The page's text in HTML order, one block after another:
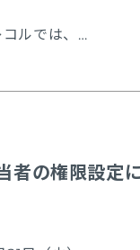
いつもレコルをご利用いただきありがとうございます。 このたびレコルでは、導入や設定をスムーズに進められるようサポートする新機能「ガイド機能」を公開しました。 設定や操作をリアルタイムに案内し、はじめての方でも迷わず導入・活用いただける仕組みとなります。 なお、このガイド機能は、まずは初期導入中・無料お試し中のお客様を中心にご利用可能ですが、今後、既存のご契約企業様向けの運用支援や新機能活用を目的としたガイドも、順次更新・拡充していく予定です。 ※内容や画像は現時点でのもので、今後更新の可能性がございます。※ガイド機能は一部権限のみ表示されます。利用者権限には表示されません。 ガイド機能とは？ ガイド機能は、レコルの画面上で操作手順をステップ形式で案内する新しいサポート機能です。 画面の案内に沿ってステップ形式で進めることができ、「どこから手を付けていいか分からない」といったお悩みを解消します。そのほか、比較検討中のお客様向けのコンテンツや、設定コンテンツ・サポートについてのご案内もご用意しております。 ＜ガイド機能の特徴＞ 設定に必要な情報にすぐたどり着ける 初期設定から検証までをステップ形式で案内 完了率や進捗を把握でき、効率的に設定を進められる 今後の更新で既存機能の活用ガイドも順次追加予定 まずは3種類のガイドをご用意しました （１）勤怠管理ガイド 勤怠管理の設定をスムーズに行うためのガイドです。 「まずは打刻をしてみたい」「レコルで何ができるか確かめたい」「レコルの基本設定を進めたい」といった方におすすめです。まずはガイドに沿って打刻を実践し、レコルの勤務集計の仕組みを確認してみましょう。その後、レコルの各メニューの説明や勤務集計の検証方法等、必要なガイドをご確認ください。 ＜勤怠管理ガイドのメニュー＞ まずはここから 打刻の実践から勤務集計まで、レコルの仕組みについて確認できます 画面構成のご案内 レコルの各メニューについて確認できます 比較検討中の方向け レコルの機能やできることのご案内やリンク集です レコルの基本設定（スタートガイド） 基本設定に進みたい方はこちらをご確認ください レコルの基本設定_勤務集計の検証編 勤務集計の検証方法についてご案内しています レコルの基本設定_スモールスタート編 打刻の実績のみの管理のみをご希望の場合や、まずは打刻を開始し、運用と並行して設定を進めたい場合に最低限確認するべき情報がまとまっています 困ったときはこちら/お申し込み方法 各種設定コンテンツやサポートのご利用方法、お申し込み方法をご案内しております （２）給与計算ガイド 給与計算機能をご利用いただく方向けに、初期設定から検証までをステップ形式でご案内します。 ＜給与計算ガイドのメニュー＞ 初期設定ガイド 給与の自動計算ができるまでに必要な設定を設定か所ごとにご案内しております。 困ったときはこちら（サポートのご案内） 各種設定コンテンツやサポートのご利用方法をご案内しております （３）年末調整ガイド 年末調整の運用・設定手順についてステップごとにご案内します。状況に応じて必要なガイドをすぐ確認することが可能です。 ＜年末調整ガイドのメニュー＞ レコルでの年末調整について 年末調整前の事前準備 利用者への回答依頼前の準備 利用者への回答依頼 申告内容の確認／編集 年税額の確定と還付・追徴額の反映 従業員へ源泉徴収票の発行・公開 年末調整の提出書類作成 年末調整で収集した利用者情報の反映 ガイド機能の使い方 レコルにログイン後、簡単にガイドを開始できます。 レコルにログイン 画面右下の「ガイド」アイコンをクリック 一覧から目的のガイドを選択 案内に沿って操作を進めるだけ 対象：システム管理者、給与システム管理者権限をお持ちの方 さらに便利に ― 生成AIチャットもリリース また、2025年8月末より、生成AI（人工知能）を搭載した自動応答チャットの利用も可能になりました。 レコルの操作方法や設定方法に関する質問に、AIが24時間365日リアルタイムでお答えします。「設定で迷った」「この画面の使い方を知りたい」といった際に、ガイド機能とあわせてすぐに自己解決できる環境をご提供します。 マニュアル：レコルAI（生成AIチャット）の利用方法について 今後の展開について レコルでは、今後もお客様の導入・運用・定着を支援するサポート体制を強化してまいります。 今後は、既存のご契約企業様にもお役立ていただけるよう、運用ガイドや新機能の活用ガイドなど、幅広いサポートコンテンツを順次拡充してまいります。 これからも、より便利で使いやすいレコルを目指してまいります。ぜひ新しいガイド機能・AIチャットをご活用ください。 まだレコルご契約前の方は、まずは無料お試し登録から、ぜひレコルを体験ください。※無料お試し中からガイド機能やAIチャットもご利用可能です。 レコルを無料で試してみる
者の権限設定